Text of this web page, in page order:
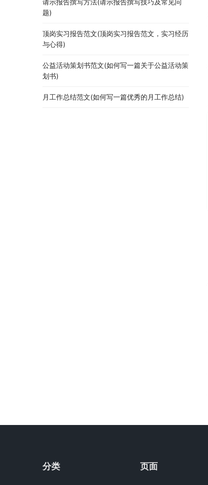
请示报告撰写方法(请示报告撰写技巧及常见问
题)
顶岗实习报告范文(顶岗实习报告范文，实习经历
与心得)
公益活动策划书范文(如何写一篇关于公益活动策
划书)
月工作总结范文(如何写一篇优秀的月工作总结)
分类 页面